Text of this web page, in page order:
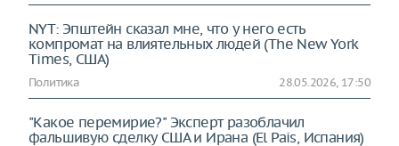
NYT: Эпштейн сказал мне, что у него есть
компромат на влиятельных людей (The New York
Times, США)
Политика 28.05.2026, 17:50
"Какое перемирие?" Эксперт разоблачил
фальшивую сделку США и Ирана (El Pais, Испания)